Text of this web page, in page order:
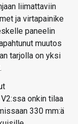
liimattaviin
ja virtapainike
paneelin
muutos
tarjolla on yksi
onkin tilaa
330 mm:ä